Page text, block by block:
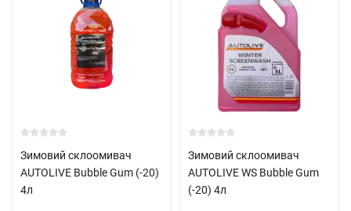
Зимовий склоомивач
AUTOLIVE Bubble Gum (-20)
4л
Зимовий склоомивач
AUTOLIVE WS Bubble Gum
(-20) 4л